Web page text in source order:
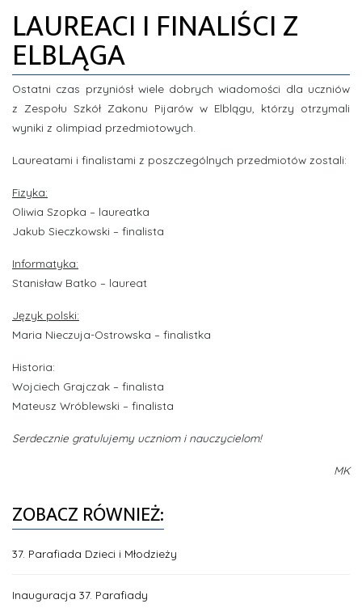
INFORMACJE
LAUREACI I FINALIŚCI Z
ELBLĄGA
Ostatni czas przyniósł wiele dobrych wiadomości dla uczniów
z Zespołu Szkół Zakonu Pijarów w Elblągu, którzy otrzymali
wyniki z olimpiad przedmiotowych.
Laureatami i finalistami z poszczególnych przedmiotów zostali:
Fizyka:
Oliwia Szopka – laureatka
Jakub Sieczkowski – finalista
Informatyka:
Stanisław Batko – laureat
Język polski:
Maria Nieczuja-Ostrowska – finalistka
Historia:
Wojciech Grajczak – finalista
Mateusz Wróblewski – finalista
Serdecznie gratulujemy uczniom i nauczycielom!
MK
ZOBACZ RÓWNIEŻ:
37. Parafiada Dzieci i Młodzieży
Inauguracja 37. Parafiady